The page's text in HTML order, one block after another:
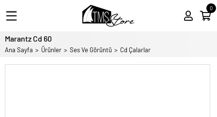
0
Marantz Cd 60
Ana Sayfa Ürünler Ses Ve Görüntü Cd Çalarlar